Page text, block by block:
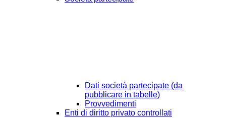
Dati società partecipate (da
pubblicare in tabelle)
Provvedimenti
Enti di diritto privato controllati